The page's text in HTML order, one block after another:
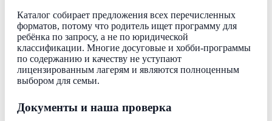
Каталог собирает предложения всех перечисленных
форматов, потому что родитель ищет программу для
ребёнка по запросу, а не по юридической
классификации. Многие досуговые и хобби-программы
по содержанию и качеству не уступают
лицензированным лагерям и являются полноценным
выбором для семьи.
Документы и наша проверка